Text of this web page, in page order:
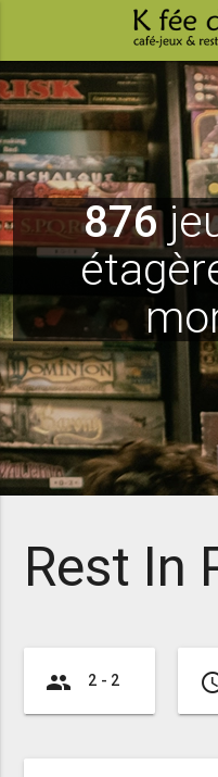
876
Rest In
group 2 - 2